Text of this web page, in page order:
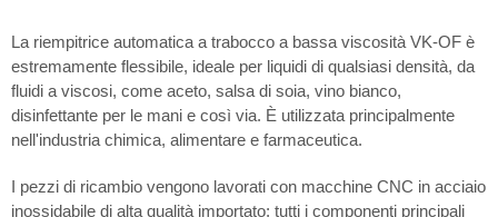
La riempitrice automatica a trabocco a bassa viscosità VK-OF è
estremamente flessibile, ideale per liquidi di qualsiasi densità, da
fluidi a viscosi, come aceto, salsa di soia, vino bianco,
disinfettante per le mani e così via. È utilizzata principalmente
nell'industria chimica, alimentare e farmaceutica.
I pezzi di ricambio vengono lavorati con macchine CNC in acciaio
inossidabile di alta qualità importato; tutti i componenti principali